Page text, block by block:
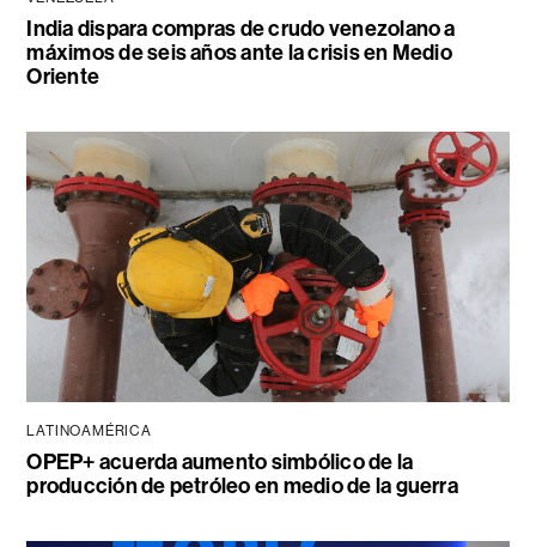
India dispara compras de crudo venezolano a
máximos de seis años ante la crisis en Medio
Oriente
LATINOAMÉRICA
OPEP+ acuerda aumento simbólico de la
producción de petróleo en medio de la guerra